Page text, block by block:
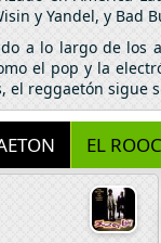
y Yandel, y
a lo largo de los
el pop y la
el reggaetón
EL